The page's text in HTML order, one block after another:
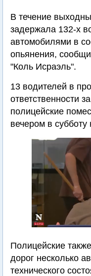
В течение
задержала 132-х
автомобилями в
опьянения,
"Коль Исраэль".
13 водителей в
ответственности
полицейские
вечером в
Полицейские
дорог несколько
технического